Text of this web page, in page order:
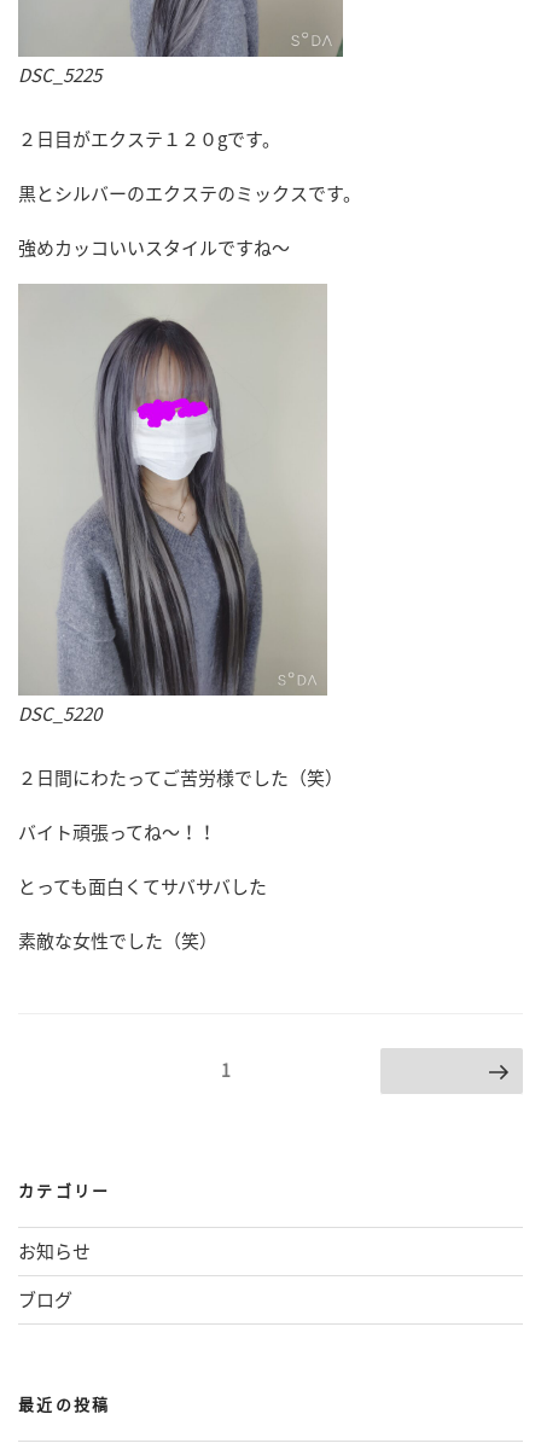
DSC_5225
２日目がエクステ１２０gです。
黒とシルバーのエクステのミックスです。
強めカッコいいスタイルですね～
DSC_5220
２日間にわたってご苦労様でした（笑）
バイト頑張ってね～！！
とっても面白くてサバサバした
素敵な女性でした（笑）
ペ
ー
ジ
送
1 次のページ
カテゴリー
お知らせ
ブログ
最近の投稿